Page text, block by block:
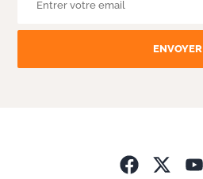
ENVOYER